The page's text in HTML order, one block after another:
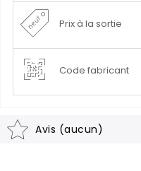
Prix à la sortie
Code fabricant
Avis (aucun)